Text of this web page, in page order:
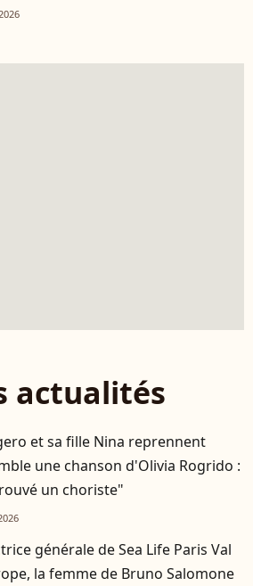
actualités
et sa fille Nina reprennent
une chanson d'Olivia Rogrido :
un choriste"
générale de Sea Life Paris Val
la femme de Bruno Salomone